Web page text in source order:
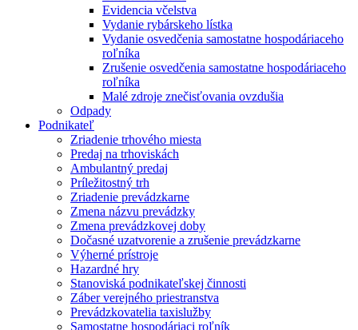
Evidencia včelstva
Vydanie rybárskeho lístka
Vydanie osvedčenia samostatne hospodáriaceho
roľníka
Zrušenie osvedčenia samostatne hospodáriaceho
roľníka
Malé zdroje znečisťovania ovzdušia
Odpady
Podnikateľ
Zriadenie trhového miesta
Predaj na trhoviskách
Ambulantný predaj
Príležitostný trh
Zriadenie prevádzkarne
Zmena názvu prevádzky
Zmena prevádzkovej doby
Dočasné uzatvorenie a zrušenie prevádzkarne
Výherné prístroje
Hazardné hry
Stanoviská podnikateľskej činnosti
Záber verejného priestranstva
Prevádzkovatelia taxislužby
Samostatne hospodáriaci roľník